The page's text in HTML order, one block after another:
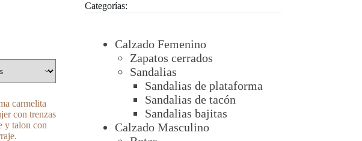
Categorías:
Calzado Femenino
Zapatos cerrados
Sandalias
Sandalias de plataforma
Sandalias de tacón
Sandalias bajitas
Calzado Masculino